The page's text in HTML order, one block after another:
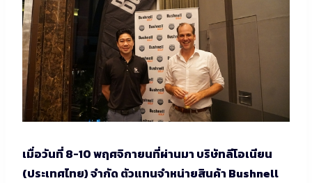
เมื่อวันที่ 8-10 พฤศจิกายนที่ผ่านมา บริษัทลีโอเนียน
(ประเทศไทย) จำกัด ตัวแทนจำหน่ายสินค้า Bushnell